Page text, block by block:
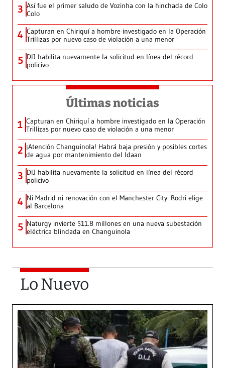
3 Así fue el primer saludo de Vozinha con la hinchada de Colo
Colo
4 Capturan en Chiriquí a hombre investigado en la Operación
Trillizas por nuevo caso de violación a una menor
5 DIJ habilita nuevamente la solicitud en línea del récord
policivo
Últimas noticias
1 Capturan en Chiriquí a hombre investigado en la Operación
Trillizas por nuevo caso de violación a una menor
2 ¡Atención Changuinola! Habrá baja presión y posibles cortes
de agua por mantenimiento del Idaan
3 DIJ habilita nuevamente la solicitud en línea del récord
policivo
4 Ni Madrid ni renovación con el Manchester City: Rodri elige
al Barcelona
5 Naturgy invierte $11.8 millones en una nueva subestación
eléctrica blindada en Changuinola
Lo Nuevo